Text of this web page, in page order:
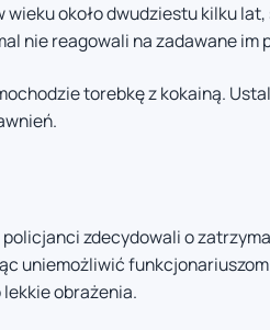
około dwudziestu kilku
nie reagowali na zadawane im
torebkę z kokainą.
zdecydowali o
uniemożliwić
obrażenia.